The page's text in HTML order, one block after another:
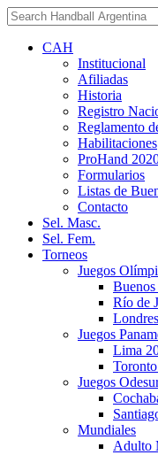
CAH
Institucional
Afiliadas
Historia
Registro
Reglamento
Habilitaciones
ProHand
Formularios
Listas de
Contacto
Sel. Masc.
Sel. Fem.
Torneos
Juegos
Río de
Juegos
Lima
Juegos
Mundiales
Adulto